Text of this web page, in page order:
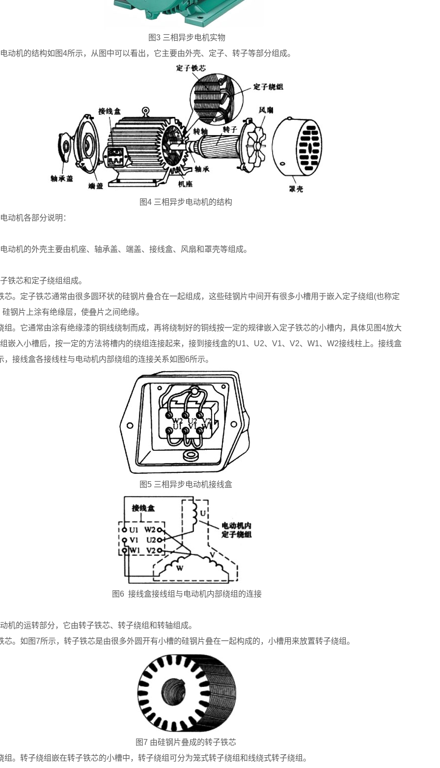
图3 三相异步电机实物
动机的结构如图4所示，从图中可以看出，它主要由外壳、定子、转子等部分组成。
图4 三相异步电动机的结构
动机各部分说明：
动机的外壳主要由机座、轴承盖、端盖、接线盒、风扇和罩壳等组成。
铁芯和定子绕组组成。
芯。定子铁芯通常由很多圆环状的硅钢片叠合在一起组成，这些硅钢片中间开有很多小槽用于嵌入定子绕组(也称定
钢片上涂有绝缘层，使叠片之间绝缘。
组。它通常由涂有绝缘漆的铜线绕制而成，再将绕制好的铜线按一定的规律嵌入定子铁芯的小槽内，具体见图4放大
嵌入小槽后，按一定的方法将槽内的绕组连接起来，接到接线盒的U1、U2、V1、V2、W1、W2接线柱上。接线盒
，接线盒各接线柱与电动机内部绕组的连接关系如图6所示。
图5 三相异步电动机接线盒
图6 接线盒接线组与电动机内部绕组的连接
机的运转部分，它由转子铁芯、转子绕组和转轴组成。
芯。如图7所示，转子铁芯是由很多外圆开有小槽的硅钢片叠在一起构成的，小槽用来放置转子绕组。
图7 由硅钢片叠成的转子铁芯
组。转子绕组嵌在转子铁芯的小槽中，转子绕组可分为笼式转子绕组和线绕式转子绕组。